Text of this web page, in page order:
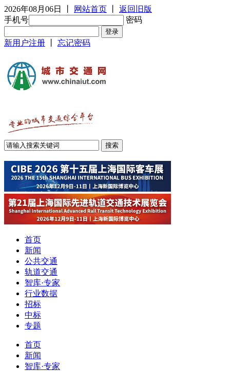
2026年08月06日 网站首页
返回旧版
手机号
密码
新用户注册 忘记密码
首页
新闻
公共交通
轨道交通
智库·专家
行业数据
招标
中标
专题
首页
新闻
智库·专家